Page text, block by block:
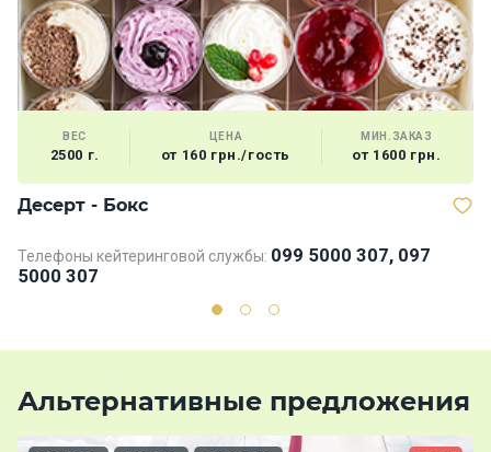
ВЕС
2500 г.
ЦЕНА
от 160 грн./гость
МИН.ЗАКАЗ
от 1600 грн.
Десерт - Бокс
Телефоны кейтеринговой службы: 099 5000 307, 097
5000 307
Альтернативные предложения